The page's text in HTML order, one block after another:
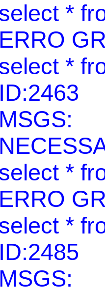
*
*
*
*